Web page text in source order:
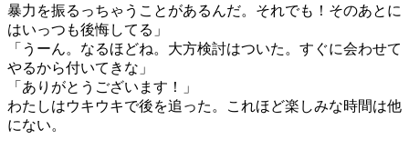
暴力を振るっちゃうことがあるんだ。それでも！そのあとに
はいっつも後悔してる」
「うーん。なるほどね。大方検討はついた。すぐに会わせて
やるから付いてきな」
「ありがとうございます！」
わたしはウキウキで後を追った。これほど楽しみな時間は他
にない。